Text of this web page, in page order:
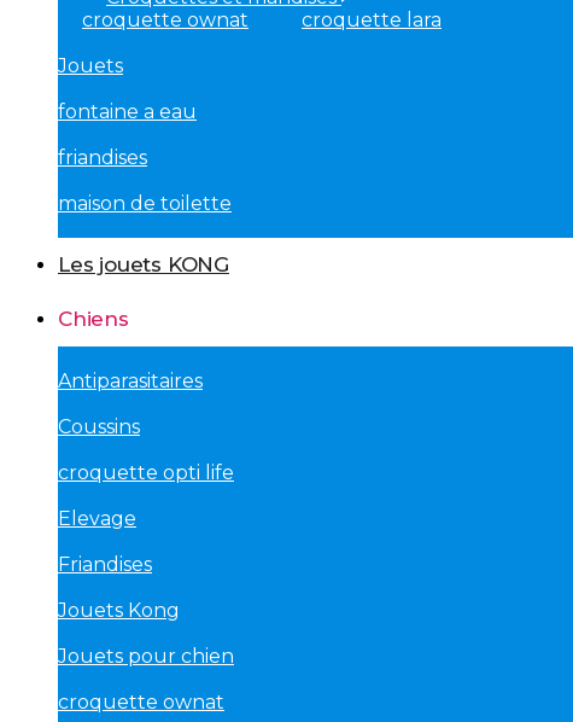
croquette ownat
croquette lara
Jouets
fontaine a eau
friandises
maison de toilette
Les jouets KONG
Chiens
Antiparasitaires
Coussins
croquette opti life
Elevage
Friandises
Jouets Kong
Jouets pour chien
croquette ownat